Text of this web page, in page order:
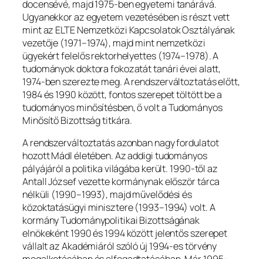
docensévé, majd 1975-ben egyetemi tanárává.
Ugyanekkor az egyetem vezetésében is részt vett
mint az ELTE Nemzetközi Kapcsolatok Osztályának
vezetője (1971–1974), majd mint nemzetközi
ügyekért felelős rektorhelyettes (1974–1978). A
tudományok doktora fokozatát tanári évei alatt,
1974-ben szerezte meg. A rendszerváltoztatás előtt,
1984 és 1990 között, fontos szerepet töltött be a
tudományos minősítésben, ő volt a Tudományos
Minősítő Bizottság titkára.
A rendszerváltoztatás azonban nagy fordulatot
hozott Mádl életében. Az addigi tudományos
pályájáról a politika világába került. 1990-től az
Antall József vezette kormánynak először tárca
nélküli (1990–1993), majd művelődési és
közoktatásügyi minisztere (1993–1994) volt. A
kormány Tudománypolitikai Bizottságának
elnökeként 1990 és 1994 között jelentős szerepet
vállalt az Akadémiáról szóló új 1994-es törvény